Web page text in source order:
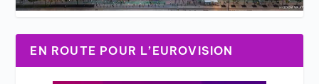
EN ROUTE POUR L’EUROVISION